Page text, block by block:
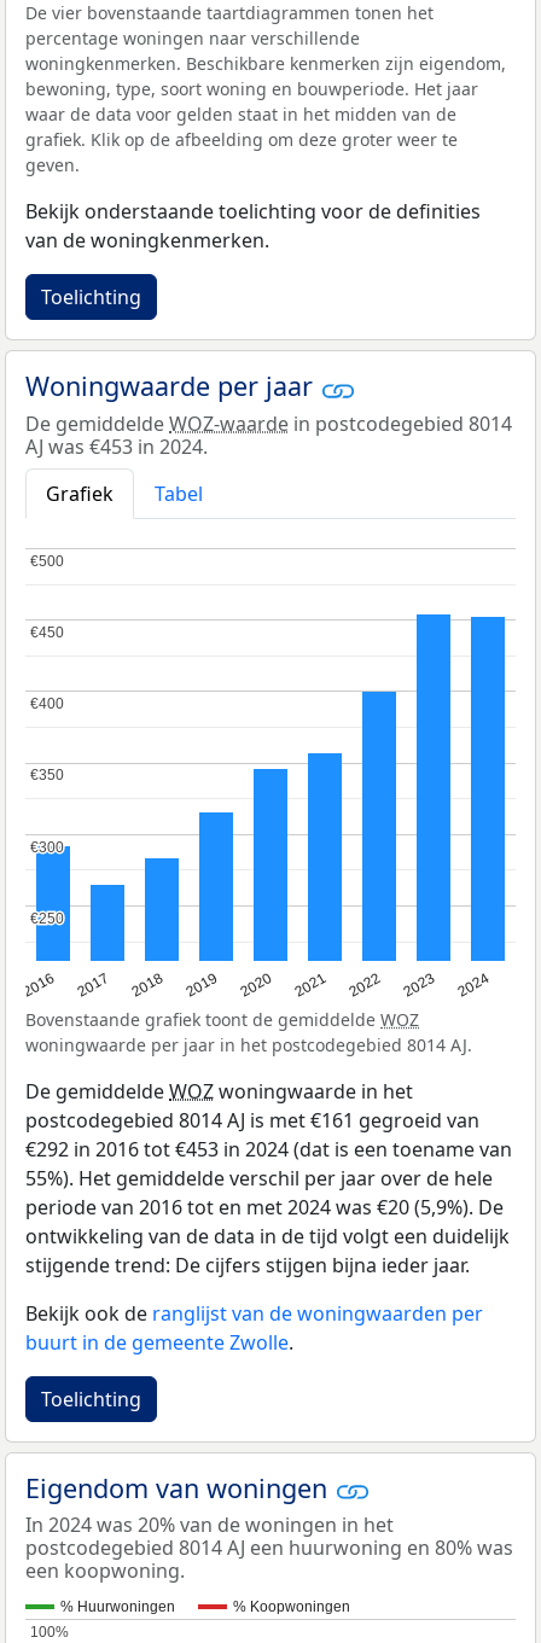
De vier bovenstaande taartdiagrammen tonen het
percentage woningen naar verschillende
woningkenmerken. Beschikbare kenmerken zijn eigendom,
bewoning, type, soort woning en bouwperiode. Het jaar
waar de data voor gelden staat in het midden van de
grafiek. Klik op de afbeelding om deze groter weer te
geven.
Bekijk onderstaande toelichting voor de definities
van de woningkenmerken.
Toelichting
Woningwaarde per jaar
De gemiddeldeWOZ-waarde in postcodegebied 8014
AJ was €453 in 2024.
Grafiek
Tabel
2016 2017 2018 2019 2020 2021 2022 2023 2024
€250
€250
€300
€300
€350
€350
€400
€400
€450
€450
€500
€500
Bovenstaande grafiek toont de gemiddelde WOZ
woningwaarde per jaar in het postcodegebied 8014 AJ.
De gemiddeldeWOZwoningwaarde in het
postcodegebied 8014 AJ is met €161 gegroeid van
€292 in 2016 tot €453 in 2024 (dat is een toename van
55%). Het gemiddelde verschil per jaar over de hele
periode van 2016 tot en met 2024 was €20 (5,9%). De
ontwikkeling van de data in de tijd volgt een duidelijk
stijgende trend: De cijfers stijgen bijna ieder jaar.
Bekijk ook de ranglijst van de woningwaarden per
buurt in de gemeente Zwolle.
Toelichting
Eigendom van woningen
In 2024 was 20% van de woningen in het
postcodegebied 8014 AJ een huurwoning en 80% was
een koopwoning.
% Huurwoningen
% Koopwoningen
100%
100%